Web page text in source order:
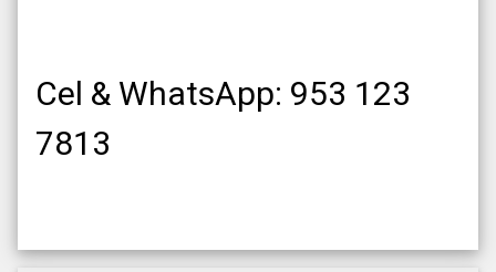
Cel & WhatsApp: 953 123
7813